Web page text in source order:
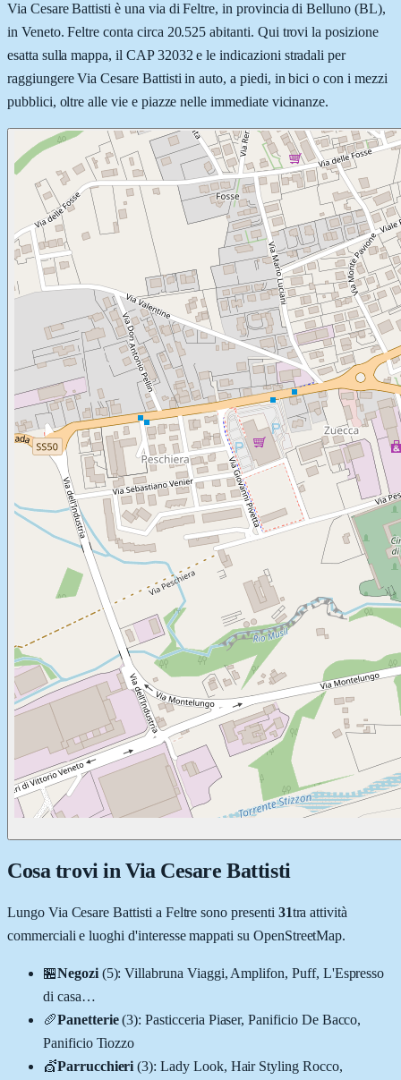
Via Cesare Battisti è una via di Feltre, in provincia di Belluno (BL),
in Veneto. Feltre conta circa 20.525 abitanti. Qui trovi la posizione
esatta sulla mappa, il CAP 32032 e le indicazioni stradali per
raggiungere Via Cesare Battisti in auto, a piedi, in bici o con i mezzi
pubblici, oltre alle vie e piazze nelle immediate vicinanze.
Cosa trovi in Via Cesare Battisti
Lungo Via Cesare Battisti a Feltre sono presenti 31tra attività
commerciali e luoghi d'interesse mappati su OpenStreetMap.
🏪Negozi (5):Villabruna Viaggi, Amplifon, Puff, L'Espresso
di casa…
🥖Panetterie (3):Pasticceria Piaser, Panificio De Bacco,
Panificio Tiozzo
💇Parrucchieri (3):Lady Look, Hair Styling Rocco,